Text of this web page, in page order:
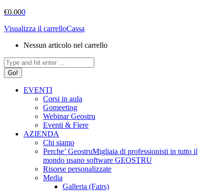
€0.000
Visualizza il carrelloCassa
Nessun articolo nel carrello
Cerca:
EVENTI
Corsi in aula
Gomeeting
Webinar Geostru
Eventi & Fiere
AZIENDA
Chi siamo
Perche’ GeostruMigliaia di professionisti in tutto il
mondo usano software GEOSTRU
Risorse personalizzate
Media
Galleria (Fairs)